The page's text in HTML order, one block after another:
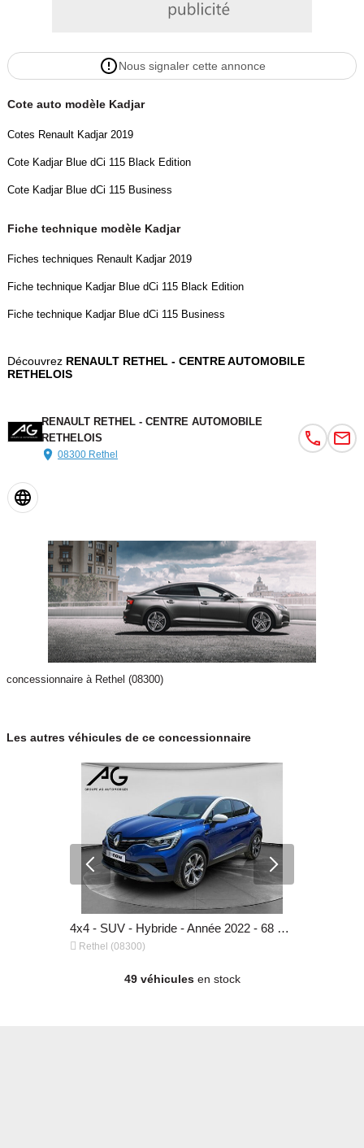
- Toit en verre fixe panoramique
Couleur
Vignette Crit’Air
DRAP
12 mois
Nous signaler cette annonce
Cote auto modèle Kadjar
Cotes Renault Kadjar 2019
Cote Kadjar Blue dCi 115 Black Edition
Cote Kadjar Blue dCi 115 Business
Fiche technique modèle Kadjar
Fiches techniques Renault Kadjar 2019
Fiche technique Kadjar Blue dCi 115 Black Edition
Fiche technique Kadjar Blue dCi 115 Business
Découvrez RENAULT RETHEL - CENTRE AUTOMOBILE
RETHELOIS
RENAULT RETHEL - CENTRE AUTOMOBILE
RETHELOIS
08300 Rethel
concessionnaire à Rethel (08300)
Les autres véhicules de ce concessionnaire
4x4 - SUV - Hybride - Année 2022 - 68 500 km, 18 790 €
 Rethel (08300)
49 véhiculesen stock